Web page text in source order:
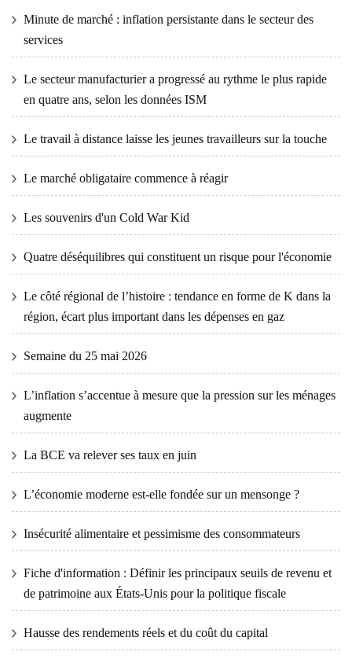
Minute de marché : inflation persistante dans le secteur des
services
Le secteur manufacturier a progressé au rythme le plus rapide
en quatre ans, selon les données ISM
Le travail à distance laisse les jeunes travailleurs sur la touche
Le marché obligataire commence à réagir
Les souvenirs d'un Cold War Kid
Quatre déséquilibres qui constituent un risque pour l'économie
Le côté régional de l’histoire : tendance en forme de K dans la
région, écart plus important dans les dépenses en gaz
Semaine du 25 mai 2026
L’inflation s’accentue à mesure que la pression sur les ménages
augmente
La BCE va relever ses taux en juin
L’économie moderne est-elle fondée sur un mensonge ?
Insécurité alimentaire et pessimisme des consommateurs
Fiche d'information : Définir les principaux seuils de revenu et
de patrimoine aux États-Unis pour la politique fiscale
Hausse des rendements réels et du coût du capital